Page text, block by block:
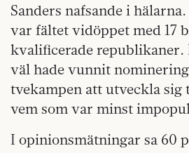
Sanders nafsande i
var fältet vidöppet med 17
kvalificerade republikaner.
väl hade vunnit
tvekampen att utveckla sig
vem som var minst
I opinionsmätningar sa 60